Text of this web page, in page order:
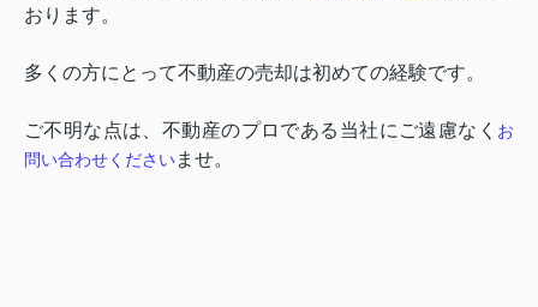
おります。
多くの方にとって不動産の売却は初めての経験です。
ご不明な点は、不動産のプロである当社にご遠慮なく お
問い合わせくださいませ。